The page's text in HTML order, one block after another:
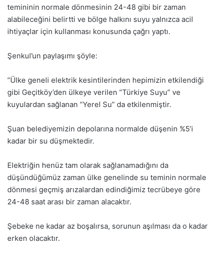
temininin normale dönmesinin 24-48 gibi bir zaman
alabileceğini belirtti ve bölge halkını suyu yalnızca acil
ihtiyaçlar için kullanması konusunda çağrı yaptı.
Şenkul’un paylaşımı şöyle:
“Ülke geneli elektrik kesintilerinden hepimizin etkilendiği
gibi Geçitköy’den ülkeye verilen “Türkiye Suyu” ve
kuyulardan sağlanan “Yerel Su” da etkilenmiştir.
Şuan belediyemizin depolarına normalde düşenin %5’i
kadar bir su düşmektedir.
Elektriğin henüz tam olarak sağlanamadığını da
düşündüğümüz zaman ülke genelinde su teminin normale
dönmesi geçmiş arızalardan edindiğimiz tecrübeye göre
24-48 saat arası bir zaman alacaktır.
Şebeke ne kadar az boşalırsa, sorunun aşılması da o kadar
erken olacaktır.